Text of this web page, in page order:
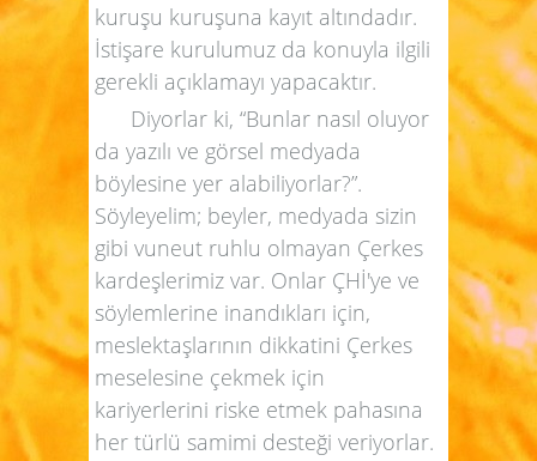
kuruşu kuruşuna kayıt altındadır.
İstişare kurulumuz da konuyla ilgili
gerekli açıklamayı yapacaktır.
Diyorlar ki, “Bunlar nasıl oluyor
da yazılı ve görsel medyada
böylesine yer alabiliyorlar?”.
Söyleyelim; beyler, medyada sizin
gibi vuneut ruhlu olmayan Çerkes
kardeşlerimiz var. Onlar ÇHİ'ye ve
söylemlerine inandıkları için,
meslektaşlarının dikkatini Çerkes
meselesine çekmek için
kariyerlerini riske etmek pahasına
her türlü samimi desteği veriyorlar.